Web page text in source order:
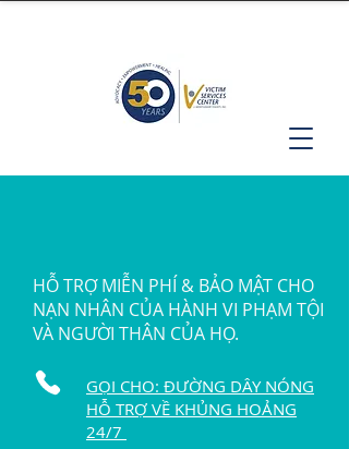
HỖ TRỢ MIỄN PHÍ & BẢO MẬT CHO
NẠN NHÂN CỦA HÀNH VI PHẠM TỘI
VÀ NGƯỜI THÂN CỦA HỌ.
GỌI CHO: ĐƯỜNG DÂY NÓNG
HỖ TRỢ VỀ KHỦNG HOẢNG
24/7